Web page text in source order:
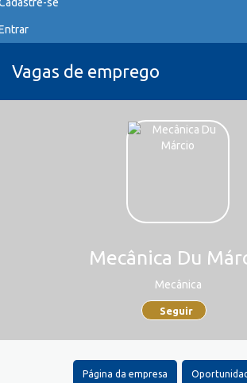
Vagas de emprego
Mecânica Du
Mecânica
Seguir
Página da empresa